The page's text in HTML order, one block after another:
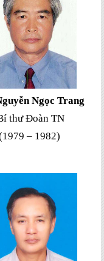
Ngọc Trang
thư Đoàn TN
– 1982)